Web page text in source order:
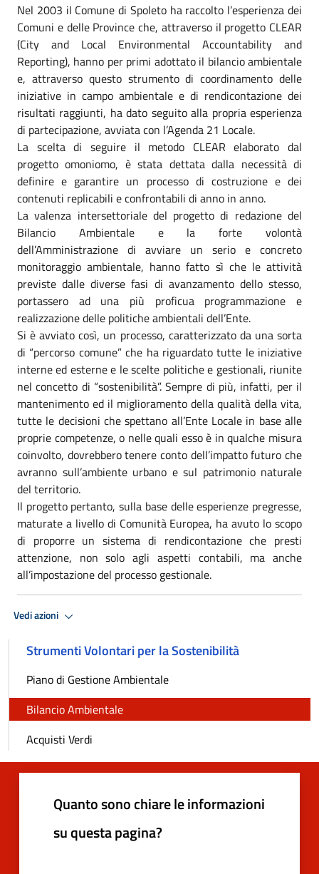
Nel 2003 il Comune di Spoleto ha raccolto l’esperienza dei
Comuni e delle Province che, attraverso il progetto CLEAR
(City and Local Environmental Accountability and
Reporting), hanno per primi adottato il bilancio ambientale
e, attraverso questo strumento di coordinamento delle
iniziative in campo ambientale e di rendicontazione dei
risultati raggiunti, ha dato seguito alla propria esperienza
di partecipazione, avviata con l’Agenda 21 Locale.
La scelta di seguire il metodo CLEAR elaborato dal
progetto omoniomo, è stata dettata dalla necessità di
definire e garantire un processo di costruzione e dei
contenuti replicabili e confrontabili di anno in anno.
La valenza intersettoriale del progetto di redazione del
Bilancio Ambientale e la forte volontà
dell’Amministrazione di avviare un serio e concreto
monitoraggio ambientale, hanno fatto sì che le attività
previste dalle diverse fasi di avanzamento dello stesso,
portassero ad una più proficua programmazione e
realizzazione delle politiche ambientali dell’Ente.
Si è avviato così, un processo, caratterizzato da una sorta
di “percorso comune” che ha riguardato tutte le iniziative
interne ed esterne e le scelte politiche e gestionali, riunite
nel concetto di “sostenibilità”. Sempre di più, infatti, per il
mantenimento ed il miglioramento della qualità della vita,
tutte le decisioni che spettano all’Ente Locale in base alle
proprie competenze, o nelle quali esso è in qualche misura
coinvolto, dovrebbero tenere conto dell’impatto futuro che
avranno sull’ambiente urbano e sul patrimonio naturale
del territorio.
Il progetto pertanto, sulla base delle esperienze pregresse,
maturate a livello di Comunità Europea, ha avuto lo scopo
di proporre un sistema di rendicontazione che presti
attenzione, non solo agli aspetti contabili, ma anche
all’impostazione del processo gestionale.
Vedi azioni
Strumenti Volontari per la Sostenibilità
Piano di Gestione Ambientale
Bilancio Ambientale
Acquisti Verdi
Quanto sono chiare le informazioni
su questa pagina?